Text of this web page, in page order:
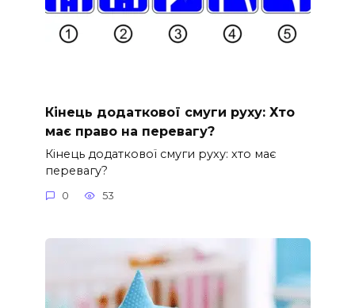
Кінець додаткової смуги руху: Хто
має право на перевагу?
Кінець додаткової смуги руху: хто має
перевагу?
0 53